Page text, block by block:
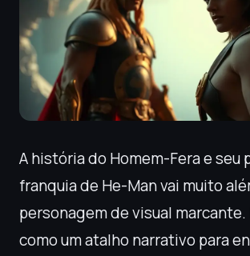
A história do Homem-Fera e seu
franquia de He-Man vai muito
personagem de visual
como um atalho narrativo para